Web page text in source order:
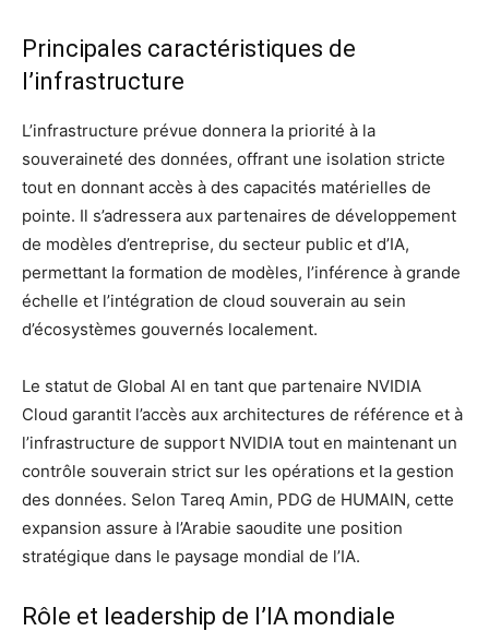
Principales caractéristiques de
l’infrastructure
L’infrastructure prévue donnera la priorité à la
souveraineté des données, offrant une isolation stricte
tout en donnant accès à des capacités matérielles de
pointe. Il s’adressera aux partenaires de développement
de modèles d’entreprise, du secteur public et d’IA,
permettant la formation de modèles, l’inférence à grande
échelle et l’intégration de cloud souverain au sein
d’écosystèmes gouvernés localement.
Le statut de Global AI en tant que partenaire NVIDIA
Cloud garantit l’accès aux architectures de référence et à
l’infrastructure de support NVIDIA tout en maintenant un
contrôle souverain strict sur les opérations et la gestion
des données. Selon Tareq Amin, PDG de HUMAIN, cette
expansion assure à l’Arabie saoudite une position
stratégique dans le paysage mondial de l’IA.
Rôle et leadership de l’IA mondiale